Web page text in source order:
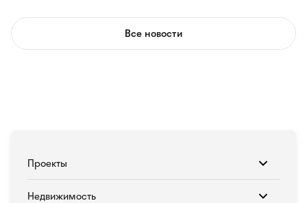
Все новости
Проекты
Недвижимость